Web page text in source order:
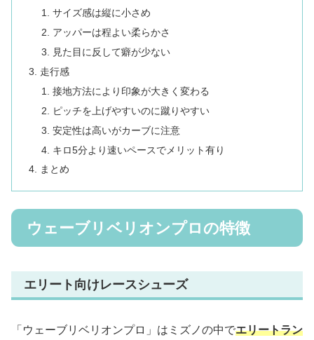
サイズ感は縦に小さめ
アッパーは程よい柔らかさ
見た目に反して癖が少ない
走行感
接地方法により印象が大きく変わる
ピッチを上げやすいのに蹴りやすい
安定性は高いがカーブに注意
キロ5分より速いペースでメリット有り
まとめ
ウェーブリベリオンプロの特徴
エリート向けレースシューズ
「ウェーブリベリオンプロ」はミズノの中でエリートラン